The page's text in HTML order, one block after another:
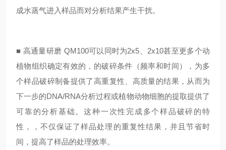
成水蒸气进入样品而对分析结果产生干扰。
■ 高通量研磨 QM100可以同时为2x5、2x10甚至更多个动
植物组织确定有效的，的破碎条件（频率和时间），为多
个样品破碎制备提供了高重复性、高质量的结果，从而为
下一步的DNA/RNA分析过程或植物动物细胞的提取提供了
可靠的分析基础。这种一次性完成多个样品破碎的特
性，，不仅保证了样品处理的重复性结果，并且节省时
间，提高了样品的处理效率。